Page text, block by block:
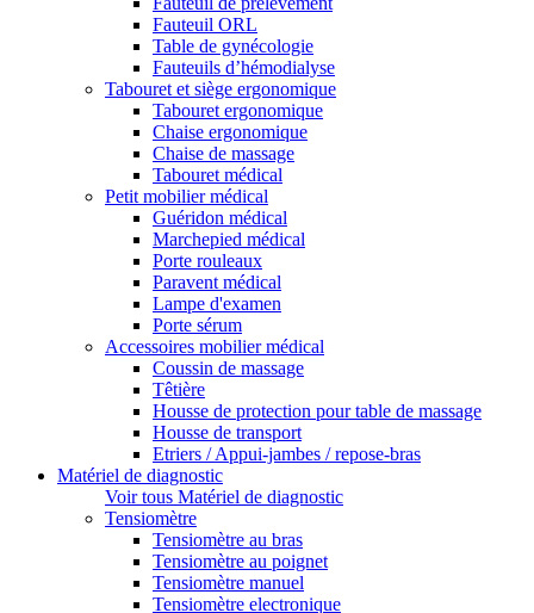
Fauteuil ORL
Table de gynécologie
Fauteuils d’hémodialyse
Tabouret et siège ergonomique
Tabouret ergonomique
Chaise ergonomique
Chaise de massage
Tabouret médical
Petit mobilier médical
Guéridon médical
Marchepied médical
Porte rouleaux
Paravent médical
Lampe d'examen
Porte sérum
Accessoires mobilier médical
Coussin de massage
Têtière
Housse de protection pour table de massage
Housse de transport
Etriers / Appui-jambes / repose-bras
Matériel de diagnostic
Voir tous Matériel de diagnostic
Tensiomètre
Tensiomètre au bras
Tensiomètre au poignet
Tensiomètre manuel
Tensiomètre electronique